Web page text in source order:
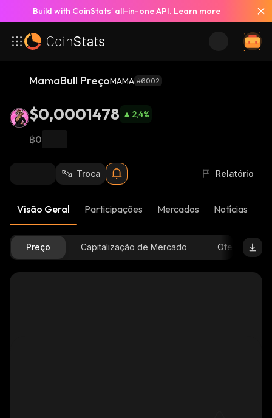
Build with CoinStats’ all-in-one API. Learn more
MamaBull PreçoMAMA #6002
$0,0001478 2,4%
฿0
Troca Relatório
Visão Geral Participações Mercados Notícias
Preço Capitalização de Mercado Oferta